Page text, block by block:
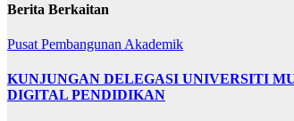
Berita Berkaitan
Pusat Pembangunan Akademik
KUNJUNGAN DELEGASI UNIVERSITI
DIGITAL PENDIDIKAN